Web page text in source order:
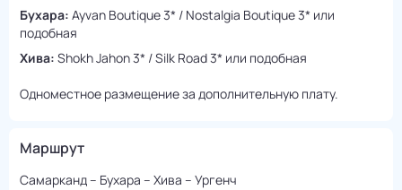
Бухара: Ayvan Boutique 3* / Nostalgia Boutique 3* или
подобная
Хива: Shokh Jahon 3* / Silk Road 3* или подобная
Одноместное размещение за дополнительную плату.
Маршрут
Самарканд – Бухара – Хива – Ургенч